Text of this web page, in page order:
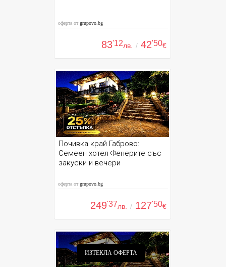
оферта отgrupovo.bg
83'12лв. / 42'50€
Почивка край Габрово:
Семеен хотел Фенерите със
закуски и вечери
оферта отgrupovo.bg
249'37лв. / 127'50€
ИЗТЕКЛА ОФЕРТА